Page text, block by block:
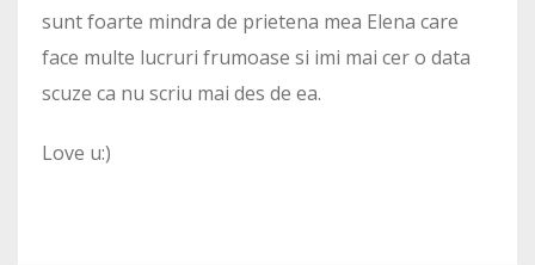
sunt foarte mindra de prietena mea Elena care
face multe lucruri frumoase si imi mai cer o data
scuze ca nu scriu mai des de ea.
Love u:)